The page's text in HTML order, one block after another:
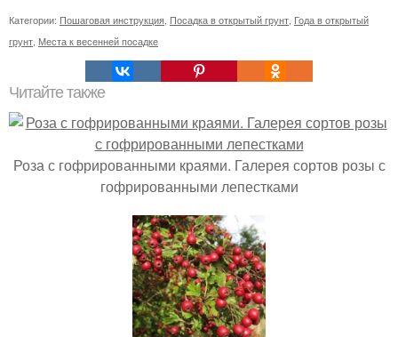
Категории: Пошаговая инструкция Посадка в открытый грунт Года в открытый
грунт Места к весенней посадке
Читайте также
Роза с гофрированными краями. Галерея сортов розы с
гофрированными лепестками